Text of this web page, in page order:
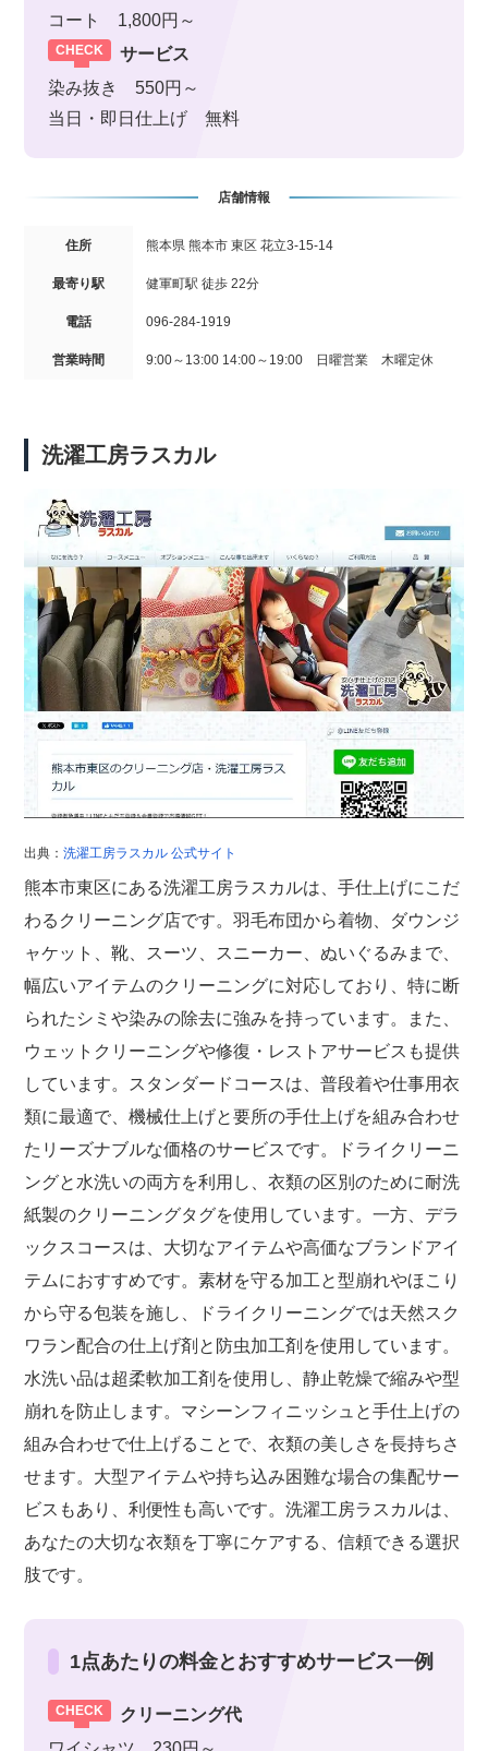
コート 1,800円～
サービス
染み抜き 550円～
当日・即日仕上げ 無料
店舗情報
住所 熊本県 熊本市 東区 花立3-15-14
最寄り駅 健軍町駅 徒歩 22分
電話 096-284-1919
営業時間 9:00～13:00 14:00～19:00 日曜営業 木曜定休
洗濯工房ラスカル
出典：洗濯工房ラスカル 公式サイト
熊本市東区にある洗濯工房ラスカルは、手仕上げにこだ
わるクリーニング店です。羽毛布団から着物、ダウンジ
ャケット、靴、スーツ、スニーカー、ぬいぐるみまで、
幅広いアイテムのクリーニングに対応しており、特に断
られたシミや染みの除去に強みを持っています。また、
ウェットクリーニングや修復・レストアサービスも提供
しています。スタンダードコースは、普段着や仕事用衣
類に最適で、機械仕上げと要所の手仕上げを組み合わせ
たリーズナブルな価格のサービスです。ドライクリーニ
ングと水洗いの両方を利用し、衣類の区別のために耐洗
紙製のクリーニングタグを使用しています。一方、デラ
ックスコースは、大切なアイテムや高価なブランドアイ
テムにおすすめです。素材を守る加工と型崩れやほこり
から守る包装を施し、ドライクリーニングでは天然スク
ワラン配合の仕上げ剤と防虫加工剤を使用しています。
水洗い品は超柔軟加工剤を使用し、静止乾燥で縮みや型
崩れを防止します。マシーンフィニッシュと手仕上げの
組み合わせで仕上げることで、衣類の美しさを長持ちさ
せます。大型アイテムや持ち込み困難な場合の集配サー
ビスもあり、利便性も高いです。洗濯工房ラスカルは、
あなたの大切な衣類を丁寧にケアする、信頼できる選択
肢です。
1点あたりの料金とおすすめサービス一例
クリーニング代